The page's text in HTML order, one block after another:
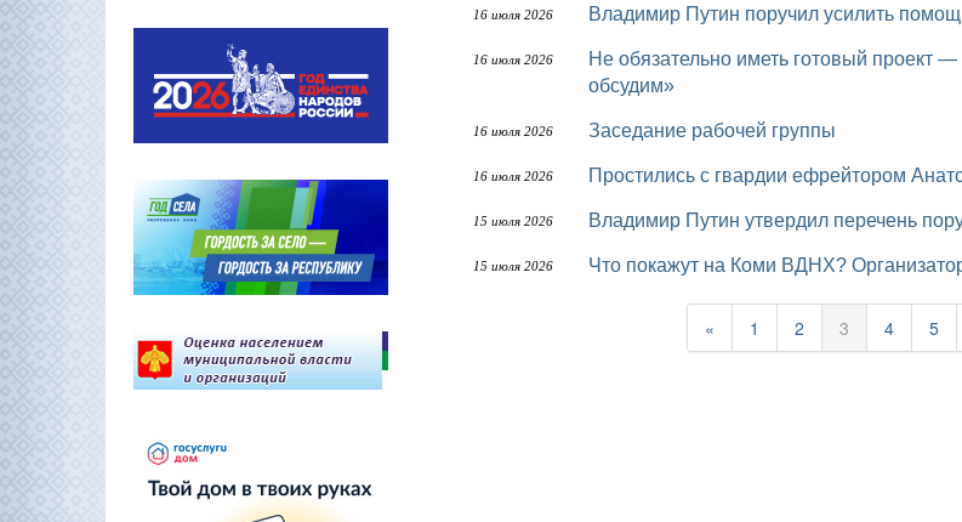
16 июля 2026 Владимир Путин поручил усилить
16 июля 2026
Не обязательно иметь готовый проект — иногда достаточно просто сказать: «Есть идея, давайте
обсудим»
16 июля 2026 Заседание рабочей группы
16 июля 2026 Простились с гвардии ефрейтором
15 июля 2026 Владимир Путин утвердил перечень
15 июля 2026 Что покажут на Коми ВДНХ?
« 1 2 3 4 5